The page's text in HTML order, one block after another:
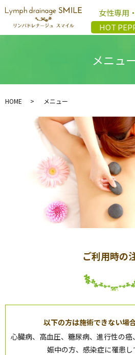
女性専用
HOT
メニュ
HOME メニュー
ご利用時の
以下の方は施術できない場
心臓病、高血圧、糖尿病、進行性の
娠中の方、感染症に罹患し